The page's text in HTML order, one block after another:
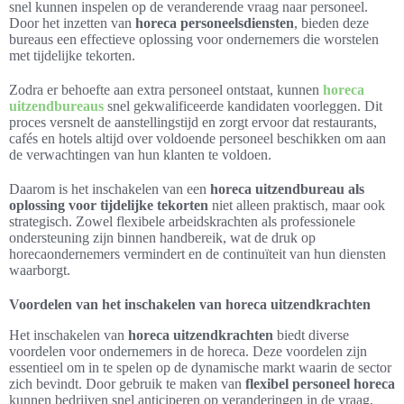
snel kunnen inspelen op de veranderende vraag naar personeel.
Door het inzetten van horeca personeelsdiensten, bieden deze
bureaus een effectieve oplossing voor ondernemers die worstelen
met tijdelijke tekorten.
Zodra er behoefte aan extra personeel ontstaat, kunnen horeca
uitzendbureaus snel gekwalificeerde kandidaten voorleggen. Dit
proces versnelt de aanstellingstijd en zorgt ervoor dat restaurants,
cafés en hotels altijd over voldoende personeel beschikken om aan
de verwachtingen van hun klanten te voldoen.
Daarom is het inschakelen van een horeca uitzendbureau als
oplossing voor tijdelijke tekorten niet alleen praktisch, maar ook
strategisch. Zowel flexibele arbeidskrachten als professionele
ondersteuning zijn binnen handbereik, wat de druk op
horecaondernemers vermindert en de continuïteit van hun diensten
waarborgt.
Voordelen van het inschakelen van horeca uitzendkrachten
Het inschakelen van horeca uitzendkrachten biedt diverse
voordelen voor ondernemers in de horeca. Deze voordelen zijn
essentieel om in te spelen op de dynamische markt waarin de sector
zich bevindt. Door gebruik te maken van flexibel personeel horeca
kunnen bedrijven snel anticiperen op veranderingen in de vraag,